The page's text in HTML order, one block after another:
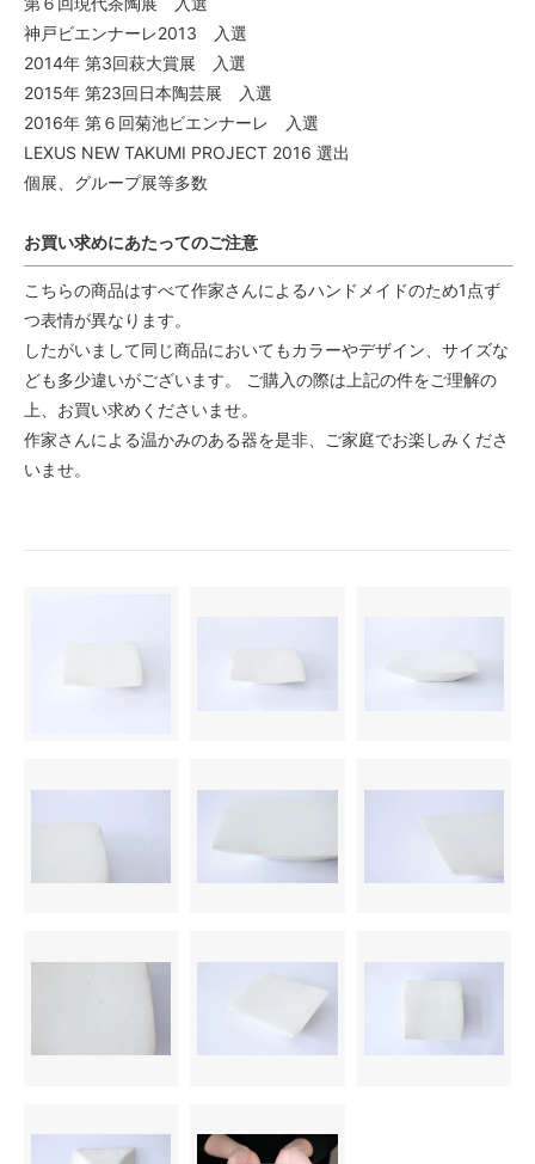
神戸ビエンナーレ2013 入選
2014年 第3回萩大賞展 入選
2015年 第23回日本陶芸展 入選
2016年 第６回菊池ビエンナーレ 入選
LEXUS NEW TAKUMI PROJECT 2016 選出
個展、グループ展等多数
お買い求めにあたってのご注意
こちらの商品はすべて作家さんによるハンドメイドのため1点ず
つ表情が異なります。
したがいまして同じ商品においてもカラーやデザイン、サイズな
ども多少違いがございます。 ご購入の際は上記の件をご理解の
上、お買い求めくださいませ。
作家さんによる温かみのある器を是非、ご家庭でお楽しみくださ
いませ。